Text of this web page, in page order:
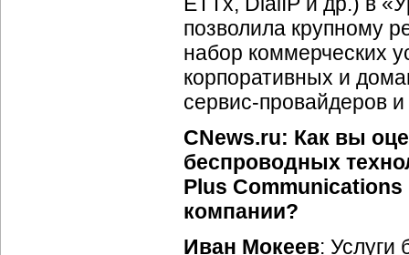
позволила крупному
набор коммерческих
корпоративных и
сервис-провайдеров и
CNews.ru: Как вы
беспроводных
Plus Communications
компании?
Иван Мокеев: Услуги